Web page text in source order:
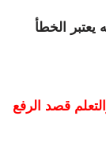
يعتبر الخطأ
قصد الرفع